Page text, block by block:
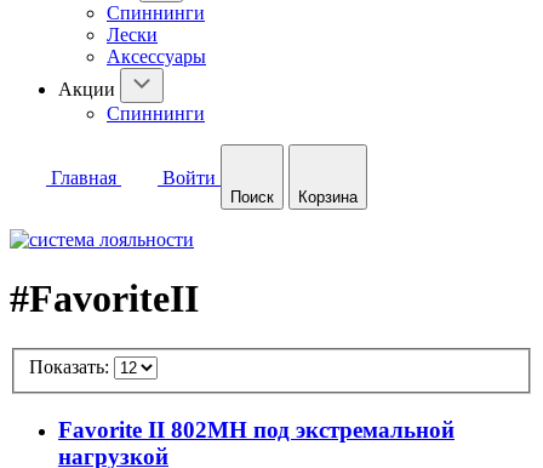
Спиннинги
Лески
Аксессуары
Акции
Спиннинги
Главная Войти
Поиск Корзина
#FavoriteII
Показать:
Favorite II 802MH под экстремальной
нагрузкой